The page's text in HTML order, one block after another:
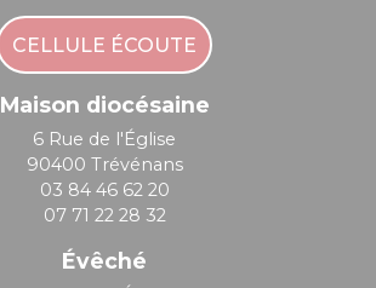
CELLULE ÉCOUTE
Maison diocésaine
6 Rue de l'Église
90400 Trévénans
03 84 46 62 20
07 71 22 28 32
Évêché